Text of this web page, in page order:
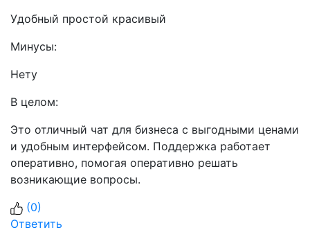
Удобный простой красивый
Минусы:
Нету
В целом:
Это отличный чат для бизнеса с выгодными ценами
и удобным интерфейсом. Поддержка работает
оперативно, помогая оперативно решать
возникающие вопросы.
(0)
Ответить